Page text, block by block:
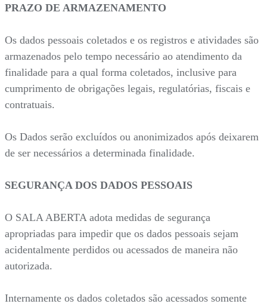
PRAZO DE ARMAZENAMENTO
Os dados pessoais coletados e os registros e atividades são
armazenados pelo tempo necessário ao atendimento da
finalidade para a qual forma coletados, inclusive para
cumprimento de obrigações legais, regulatórias, fiscais e
contratuais.
Os Dados serão excluídos ou anonimizados após deixarem
de ser necessários a determinada finalidade.
SEGURANÇA DOS DADOS PESSOAIS
O SALA ABERTA adota medidas de segurança
apropriadas para impedir que os dados pessoais sejam
acidentalmente perdidos ou acessados de maneira não
autorizada.
Internamente os dados coletados são acessados somente